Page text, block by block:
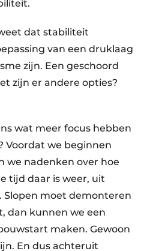
dat stabiliteit
van een druklaag
zijn. Een geschoord
zijn er andere opties?
wat meer focus hebben
Voordat we beginnen
we nadenken over hoe
tijd daar is weer, uit
Slopen moet demonteren
dan kunnen we een
maken. Gewoon
En dus achteruit